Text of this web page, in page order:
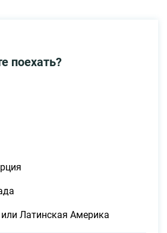
поехать?
Латинская Америка